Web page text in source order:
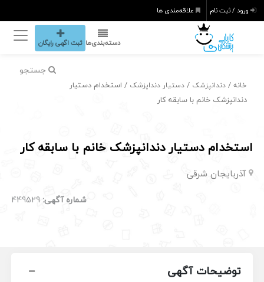
ورود / ثبت نام علاقه‌مندی ها
دسته‌بندی‌ها ثبت اگهی رایگان
جستجو
خانه /دندانپزشک /دستیار دنداپزشک / استخدام دستیار
دندانپزشک خانم با سابقه کار
استخدام دستیار دندانپزشک خانم با سابقه کار
آذربایجان شرقی
شماره آگهی: 449529
توضیحات آگهی